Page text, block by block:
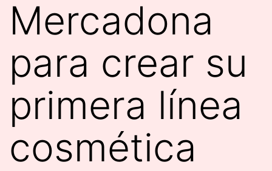
Mercadona
para crear su
primera línea
cosmética